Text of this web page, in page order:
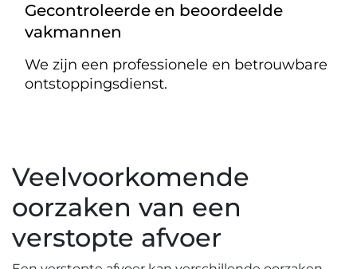
Gecontroleerde en beoordeelde
vakmannen
We zijn een professionele en betrouwbare
ontstoppingsdienst.
Veelvoorkomende
oorzaken van een
verstopte afvoer